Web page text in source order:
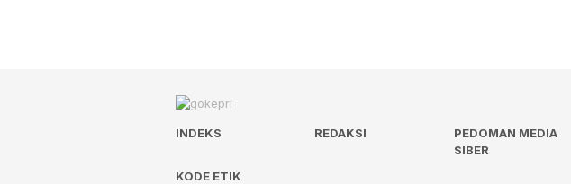
INDEKS REDAKSI
PEDOMAN MEDIA
SIBER
KODE ETIK